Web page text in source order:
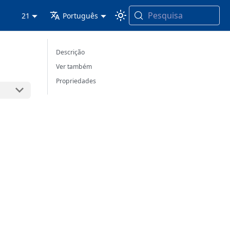
21 Português Pesquisa
Descrição
Ver também
Propriedades